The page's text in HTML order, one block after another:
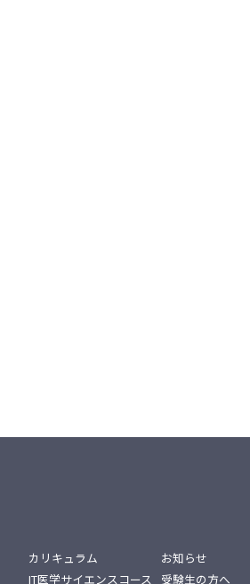
カリキュラム
IT医学サイエンスコース
お知らせ
受験生の方へ